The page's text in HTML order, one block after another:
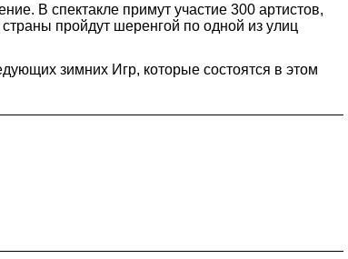
В спектакле примут участие 300 артистов,
пройдут шеренгой по одной из улиц
зимних Игр, которые состоятся в этом